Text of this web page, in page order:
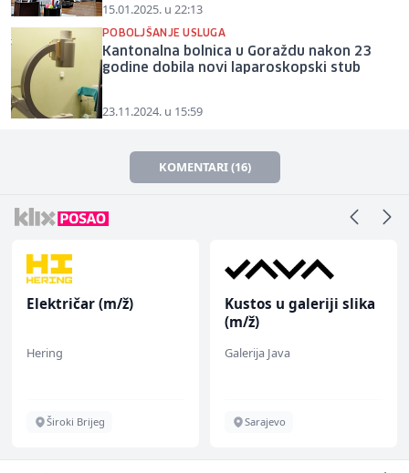
15.01.2025. u 22:13
POBOLJŠANJE USLUGA
Kantonalna bolnica u Goraždu nakon 23
godine dobila novi laparoskopski stub
23.11.2024. u 15:59
KOMENTARI (16)
Električar (m/ž)
Hering
Široki Brijeg
Kustos u galeriji slika
(m/ž)
Galerija Java
Sarajevo